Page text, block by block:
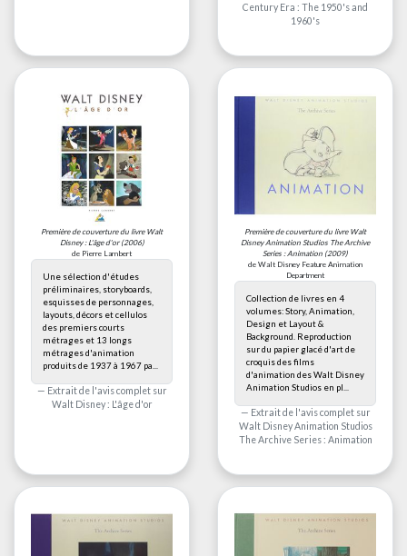
Century Era : The 1950's and
1960's
Première de couverture du livre Walt
Disney : L'âge d'or(2006)
de Pierre Lambert
Une sélection d'études
préliminaires, storyboards,
esquisses de personnages,
layouts, décors et cellulos
des premiers courts
métrages et 13 longs
métrages d'animation
produits de 1937 à 1967 pa...
Extrait de l'avis complet sur
Walt Disney : L'âge d'or
Première de couverture du livre Walt
Disney Animation Studios The Archive
Series : Animation (2009)
de Walt Disney Feature Animation
Department
Collection de livres en 4
volumes: Story, Animation,
Design et Layout &
Background. Reproduction
sur du papier glacé d'art de
croquis des films
d'animation des Walt Disney
Animation Studios en pl...
Extrait de l'avis complet sur
Walt Disney Animation Studios
The Archive Series : Animation